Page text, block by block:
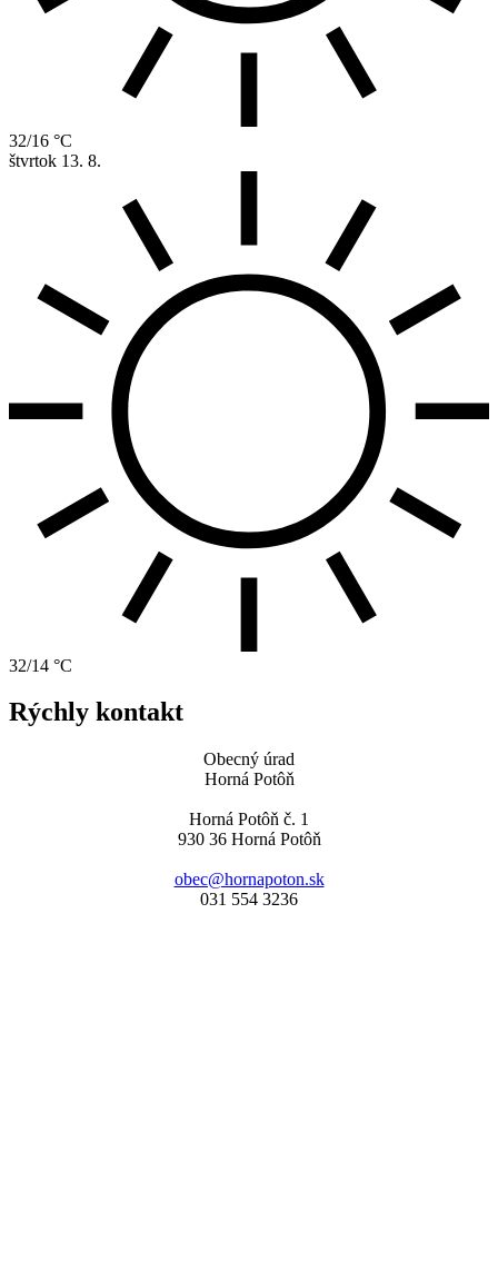
32/16 °C
štvrtok 13. 8.
32/14 °C
Rýchly kontakt
Obecný úrad
Horná Potôň
Horná Potôň č. 1
930 36 Horná Potôň
obec@hornapoton.sk
031 554 3236